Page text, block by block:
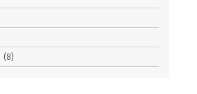
(8)